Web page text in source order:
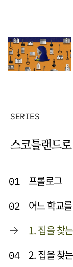
SERIES
스코틀랜드
01 프롤로그
02
어느 학교
1. 집을 찾
04 2. 집을 찾